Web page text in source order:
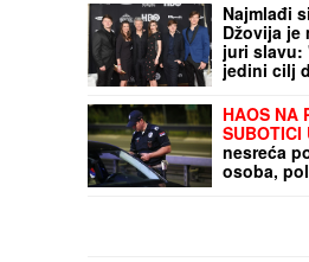
Najmlađi
Džovija je
juri slavu:
jedini cilj
pravac"
HAOS NA
SUBOTICI
nesreća
osoba,